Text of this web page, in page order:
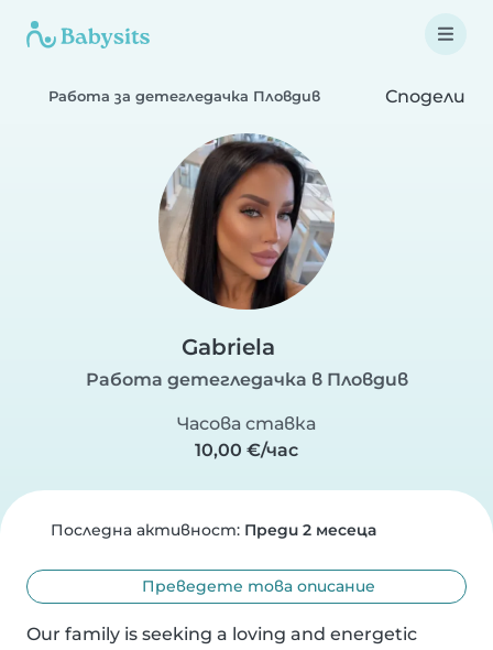
Работа за детегледачка Пловдив Сподели
Gabriela
Работа детегледачка в Пловдив
Часова ставка
10,00 €/час
Последна активност: Преди 2 месеца
Преведете това описание
Our family is seeking a loving and energetic